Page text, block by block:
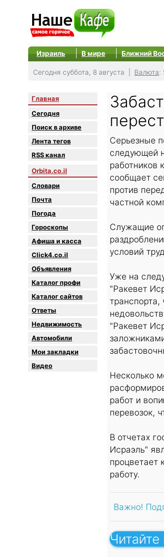
Израиль В мире Ближний
Сегодня суббота, 8 августа | Валюта:
Главная
Сегодня
Поиск в архиве
Лента тегов
RSS канал
Orbita.co.il
Словари
Почта
Погода
Гороскопы
Афиша и касса
Click4.co.il
Объявления
Каталог профи
Каталог сайтов
Oтветы
Недвижимость
Автомобили
Мои закладки
Видео
Серьезные
следующей
работников
сообщает
против
частной
Служащие
условий
Уже на
"Ракевет
"Ракевет
Несколько
работ и
перевозок,
В отчетах
Исраэль"
процветает
работу.
Важно!
Читайте